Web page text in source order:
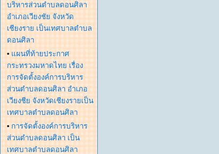
บริหารส่วนตำบลดอนศิลา
อำเภอเวียงชัย จังหวัด
เชียงราย เป็นเทศบาลตำบล
ดอนศิลา
• แผนที่ท้ายประกาศ
กระทรวงมหาดไทย เรื่อง
การจัดตั้งองค์การบริหาร
ส่วนตำบลดอนศิลา อำเภอ
เวียงชีย จังหวัดเชียงรายเป็น
เทศบาลตำบลดอนศิลา
• การจัดตั้งองค์การบริหาร
ส่วนตำบลดอนศิลา เป็น
เทศบาลตำบลดอนศิลา